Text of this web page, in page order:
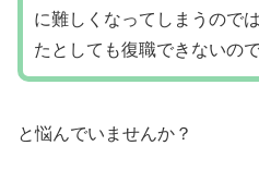
に難しくなってしまうので
たとしても復職できないの
と悩んでいませんか？